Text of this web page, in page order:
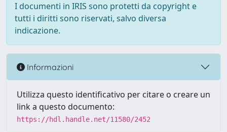
I documenti in IRIS sono protetti da copyright e
tutti i diritti sono riservati, salvo diversa
indicazione.
Informazioni
Utilizza questo identificativo per citare o creare un
link a questo documento:
https://hdl.handle.net/11580/2452